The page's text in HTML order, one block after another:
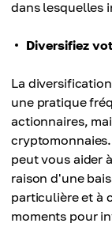
dans lesquelles
Diversifiez
La
une pratique
actionnaires,
peut vous aider
raison d'une
particulière et à
moments pour